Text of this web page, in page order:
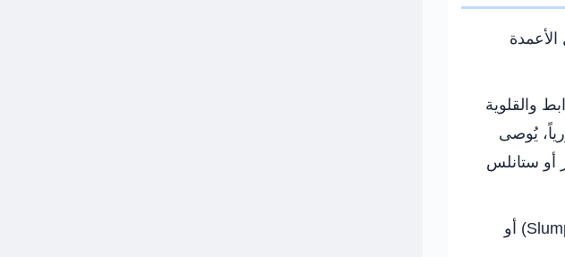
الأعمدة
والقلوية
يُوصى
أو ستانلس
لا يصلح لها اختبار الهبوط (Slump) أو